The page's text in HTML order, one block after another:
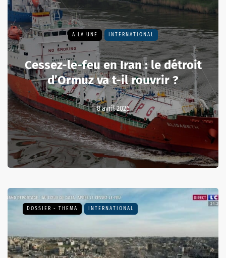
A LA UNE INTERNATIONAL
Cessez-le-feu en Iran : le détroit
d’Ormuz va t-il rouvrir ?
8 avril 2026
DOSSIER - THEMA INTERNATIONAL